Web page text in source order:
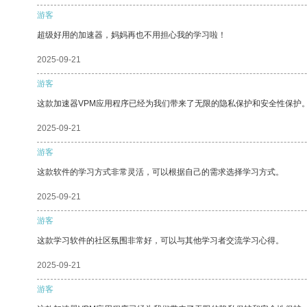
游客
超级好用的加速器，妈妈再也不用担心我的学习啦！
2025-09-21
游客
这款加速器VPM应用程序已经为我们带来了无限的隐私保护和安全性保护
2025-09-21
游客
这款软件的学习方式非常灵活，可以根据自己的需求选择学习方式。
2025-09-21
游客
这款学习软件的社区氛围非常好，可以与其他学习者交流学习心得。
2025-09-21
游客